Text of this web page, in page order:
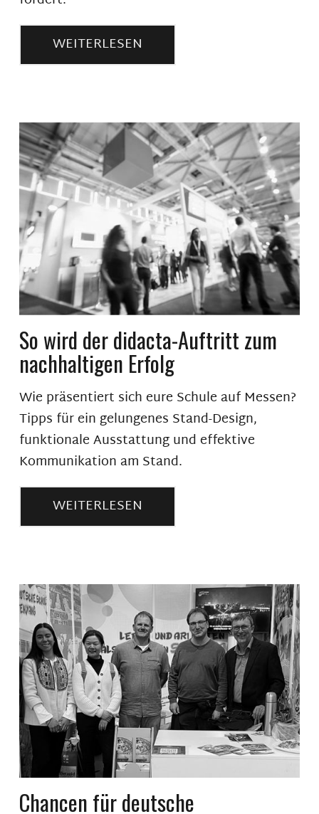
WEITERLESEN
So wird der didacta-Auftritt zum
nachhaltigen Erfolg
Wie präsentiert sich eure Schule auf Messen?
Tipps für ein gelungenes Stand-Design,
funktionale Ausstattung und effektive
Kommunikation am Stand.
WEITERLESEN
Chancen für deutsche